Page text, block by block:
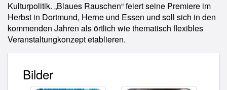
Kulturpolitik. „Blaues Rauschen“ feiert seine Premiere im
Herbst in Dortmund, Herne und Essen und soll sich in den
kommenden Jahren als örtlich wie thematisch flexibles
Veranstaltungkonzept etablieren.
Bilder